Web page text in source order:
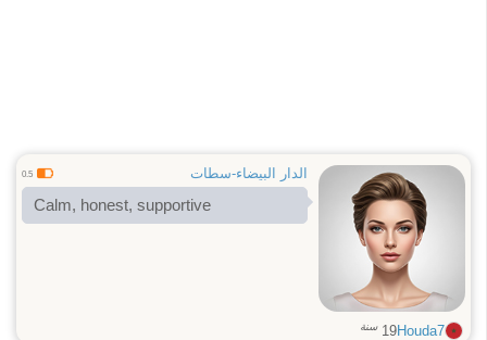
الدار البيضاء-سطات 0.5
Calm, honest, supportive
Houda7
19 سنة